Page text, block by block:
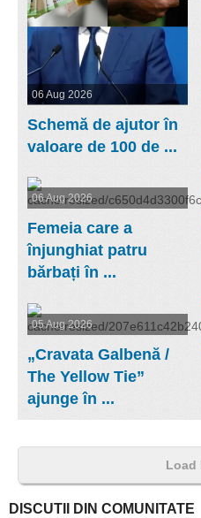
06 Aug 2026
Schemă de ajutor în
valoare de 100 de ...
06 Aug 2026
Femeia care a
înjunghiat patru
bărbați în ...
05 Aug 2026
„Cravata Galbenă /
The Yellow Tie”
ajunge în ...
Load
DISCUTII DIN COMUNITATE